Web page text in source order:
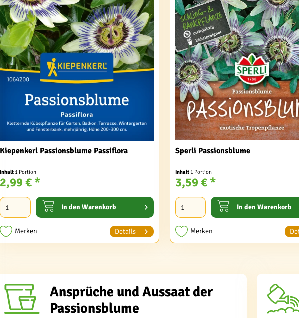
Kiepenkerl Passionsblume Passiflora
Inhalt 1 Portion
2,99 € *
In den Warenkorb
Merken Details
Sperli Passionsblume
Inhalt 1 Portion
3,59 € *
In den Warenkorb
Merken
Ansprüche und Aussaat der
Passionsblume